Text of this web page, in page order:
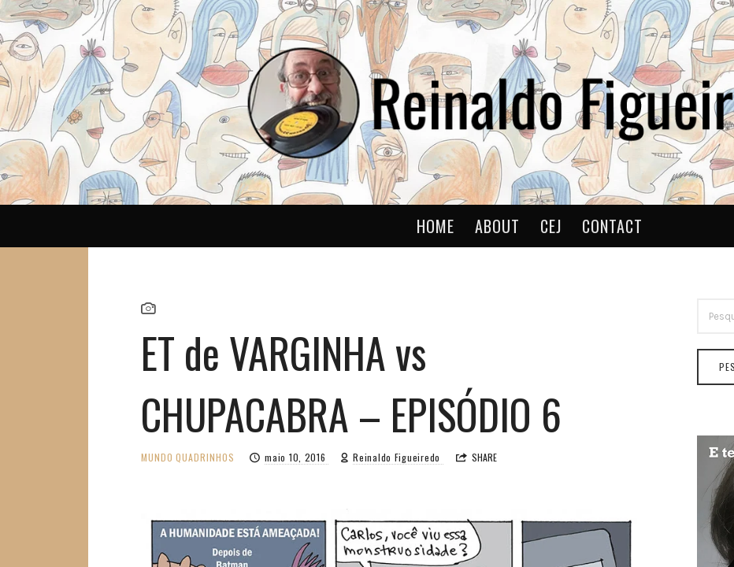
Reinaldo
HOME ABOUT CEJ CONTACT
ET de VARGINHA vs
CHUPACABRA – EPISÓDIO 6
MUNDO QUADRINHOS maio 10, 2016 Reinaldo Figueiredo SHARE
POR: